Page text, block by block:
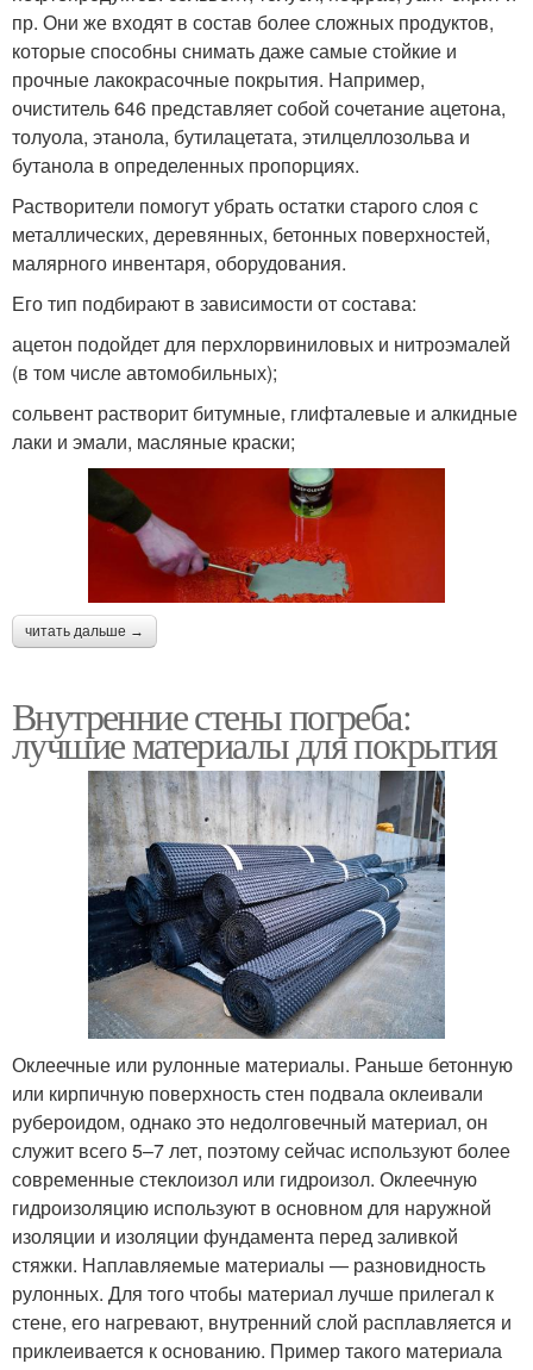
пр. Они же входят в состав более сложных продуктов,
которые способны снимать даже самые стойкие и
прочные лакокрасочные покрытия. Например,
очиститель 646 представляет собой сочетание ацетона,
толуола, этанола, бутилацетата, этилцеллозольва и
бутанола в определенных пропорциях.
Растворители помогут убрать остатки старого слоя с
металлических, деревянных, бетонных поверхностей,
малярного инвентаря, оборудования.
Его тип подбирают в зависимости от состава:
ацетон подойдет для перхлорвиниловых и нитроэмалей
(в том числе автомобильных);
сольвент растворит битумные, глифталевые и алкидные
лаки и эмали, масляные краски;
читать дальше →
Внутренние стены погреба:
лучшие материалы для покрытия
Оклеечные или рулонные материалы. Раньше бетонную
или кирпичную поверхность стен подвала оклеивали
рубероидом, однако это недолговечный материал, он
служит всего 5–7 лет, поэтому сейчас используют более
современные стеклоизол или гидроизол. Оклеечную
гидроизоляцию используют в основном для наружной
изоляции и изоляции фундамента перед заливкой
стяжки. Наплавляемые материалы — разновидность
рулонных. Для того чтобы материал лучше прилегал к
стене, его нагревают, внутренний слой расплавляется и
приклеивается к основанию. Пример такого материала